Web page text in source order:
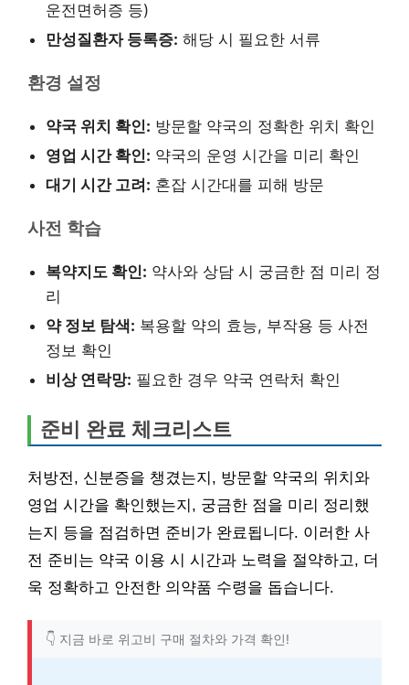
운전면허증 등)
만성질환자 등록증: 해당 시 필요한 서류
환경 설정
약국 위치 확인: 방문할 약국의 정확한 위치 확인
영업 시간 확인: 약국의 운영 시간을 미리 확인
대기 시간 고려: 혼잡 시간대를 피해 방문
사전 학습
복약지도 확인: 약사와 상담 시 궁금한 점 미리 정
리
약 정보 탐색: 복용할 약의 효능, 부작용 등 사전
정보 확인
비상 연락망: 필요한 경우 약국 연락처 확인
준비 완료 체크리스트
처방전, 신분증을 챙겼는지, 방문할 약국의 위치와
영업 시간을 확인했는지, 궁금한 점을 미리 정리했
는지 등을 점검하면 준비가 완료됩니다. 이러한 사
전 준비는 약국 이용 시 시간과 노력을 절약하고, 더
욱 정확하고 안전한 의약품 수령을 돕습니다.
👇 지금 바로 위고비 구매 절차와 가격 확인!